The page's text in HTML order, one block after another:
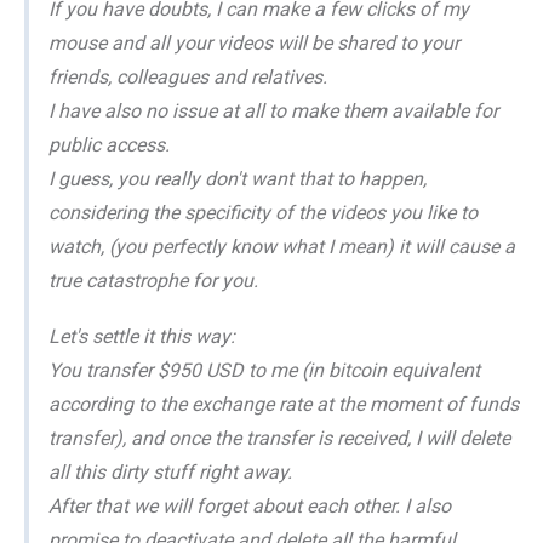
If you have doubts, I can make a few clicks of my
mouse and all your videos will be shared to your
friends, colleagues and relatives.
I have also no issue at all to make them available for
public access.
I guess, you really don't want that to happen,
considering the specificity of the videos you like to
watch, (you perfectly know what I mean) it will cause a
true catastrophe for you.
Let's settle it this way:
You transfer $950 USD to me (in bitcoin equivalent
according to the exchange rate at the moment of funds
transfer), and once the transfer is received, I will delete
all this dirty stuff right away.
After that we will forget about each other. I also